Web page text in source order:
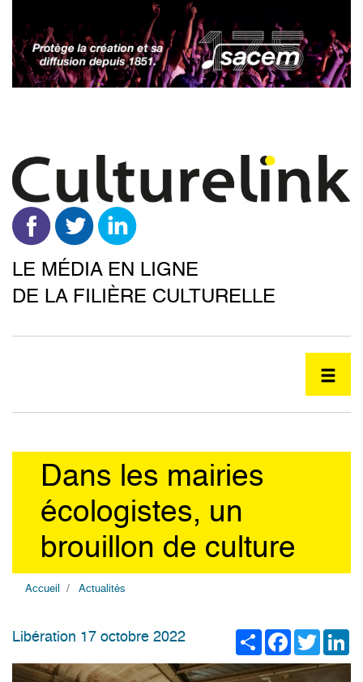
contenu
principal
LE MÉDIA EN LIGNE
DE LA FILIÈRE CULTURELLE
Dans les mairies
écologistes, un
brouillon de culture
Accueil Actualités
ShareFacebook
Twitter
Libération 17 octobre 2022